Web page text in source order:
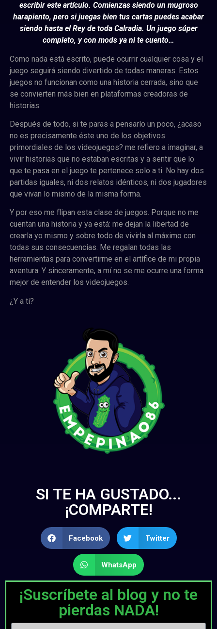
escribir este artículo. Comienzas siendo un mugroso
harapiento, pero si juegas bien tus cartas puedes acabar
siendo hasta el Rey de toda Calradia. Un juego súper
completo, y con mods ya ni te cuento…
Como nada está escrito, puede ocurrir cualquier cosa y el
juego seguirá siendo divertido de todas maneras. Estos
juegos no funcionan como una historia cerrada, sino que
se convierten más bien en plataformas creadoras de
historias.
Después de todo, si te paras a pensarlo un poco, ¿acaso
no es precisamente éste uno de los objetivos
primordiales de los videojuegos? me refiero a imaginar, a
vivir historias que no estaban escritas y a sentir que lo
que te pasa en el juego te pertenece solo a ti. No hay dos
partidas iguales, ni dos relatos idénticos, ni dos jugadores
que vivan lo mismo de la misma forma.
Y por eso me flipan esta clase de juegos. Porque no me
cuentan una historia y ya está: me dejan la libertad de
crearla yo mismo y sobre todo de vivirla al máximo con
todas sus consecuencias. Me regalan todas las
herramientas para convertirme en el artífice de mi propia
aventura. Y sinceramente, a mí no se me ocurre una forma
mejor de entender los videojuegos.
¿Y a ti?
SI TE HA GUSTADO...
¡COMPARTE!
Facebook Twitter
WhatsApp
¡Suscríbete al blog y no te
pierdas NADA!